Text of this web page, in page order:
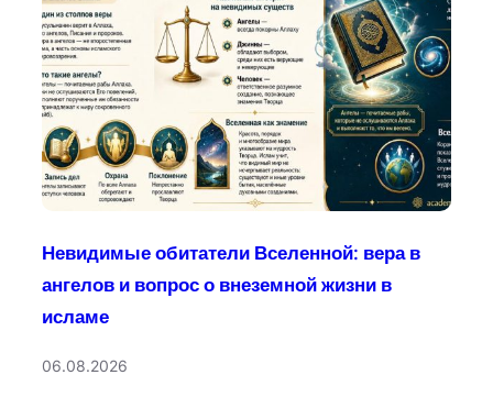
Невидимые обитатели Вселенной: вера в
ангелов и вопрос о внеземной жизни в
исламе
06.08.2026